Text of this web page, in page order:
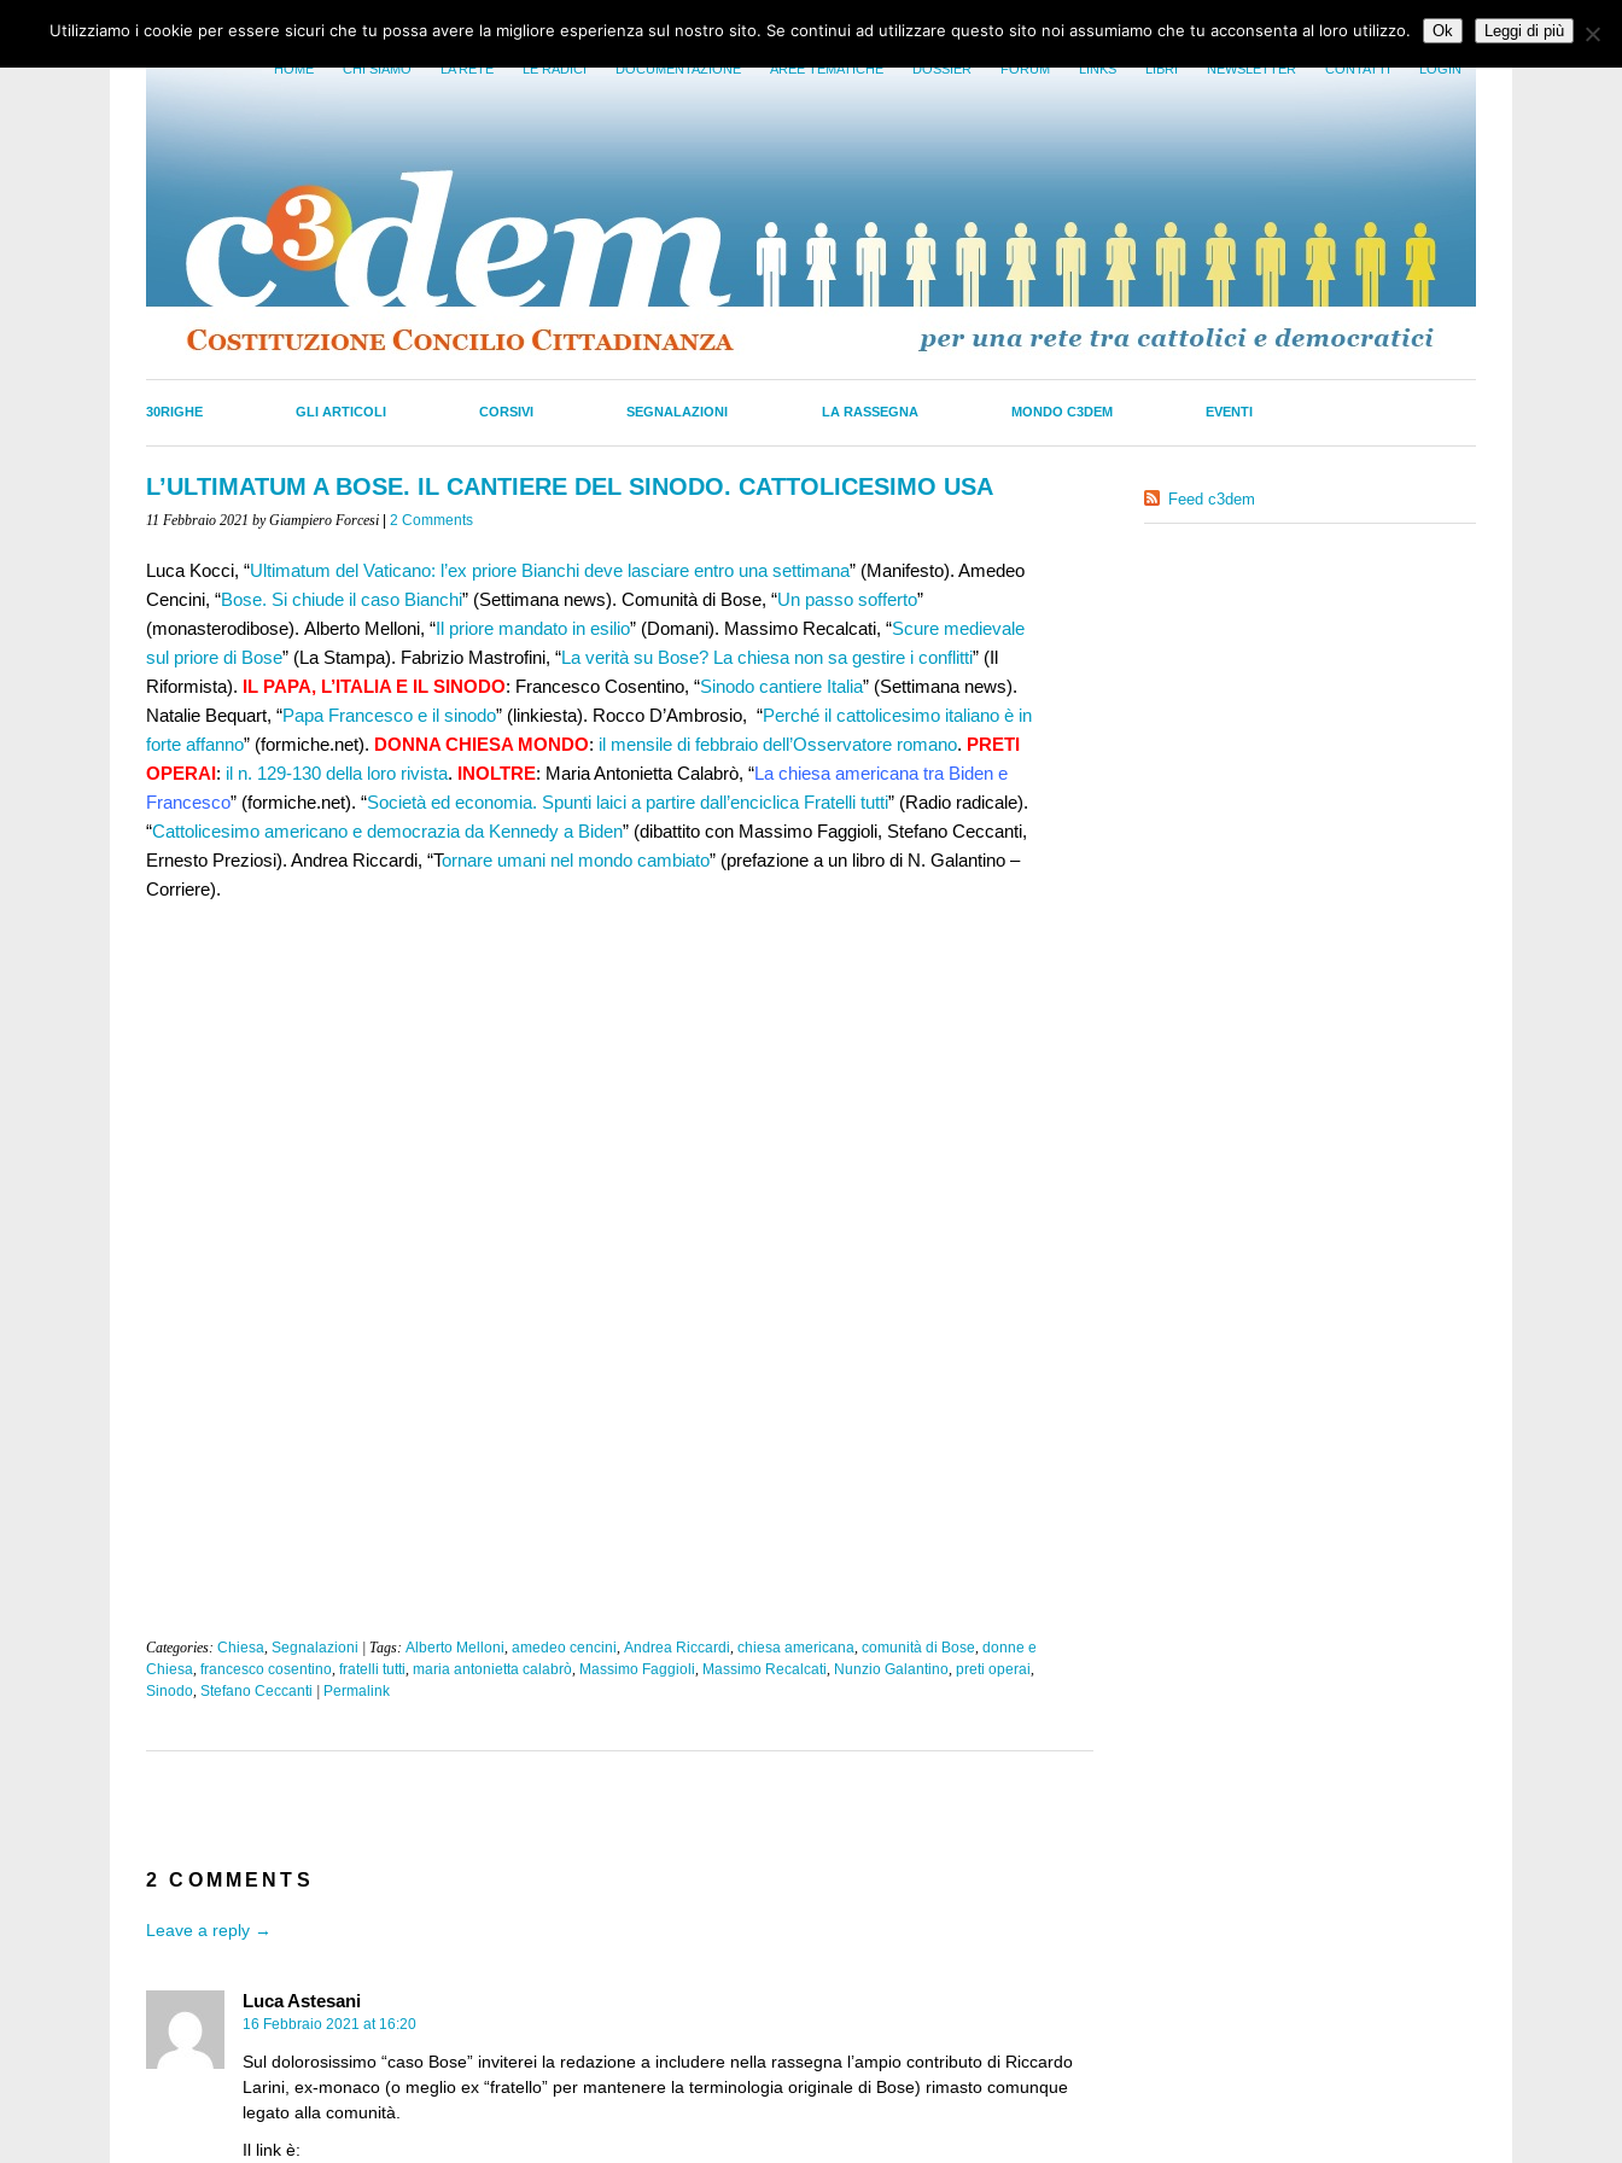
HOME CHI SIAMO LA RETE LE RADICI DOCUMENTAZIONE AREE TEMATICHE DOSSIER FORUM LINKS LIBRI NEWSLETTER CONTATTI LOGIN
30RIGHE GLI ARTICOLI CORSIVI SEGNALAZIONI LA RASSEGNA MONDO C3DEM EVENTI
L’ULTIMATUM A BOSE. IL CANTIERE DEL SINODO. CATTOLICESIMO USA
11 Febbraio 2021 by Giampiero Forcesi 2 Comments
Luca Kocci, “Ultimatum del Vaticano: l’ex priore Bianchi deve lasciare entro una settimana” (Manifesto). Amedeo
Cencini, “Bose. Si chiude il caso Bianchi” (Settimana news). Comunità di Bose, “Un passo sofferto”
(monasterodibose). Alberto Melloni, “Il priore mandato in esilio” (Domani). Massimo Recalcati, “Scure medievale
sul priore di Bose” (La Stampa). Fabrizio Mastrofini, “La verità su Bose? La chiesa non sa gestire i conflitti” (Il
Riformista). IL PAPA, L’ITALIA E IL SINODO: Francesco Cosentino, “Sinodo cantiere Italia” (Settimana news).
Natalie Bequart, “Papa Francesco e il sinodo” (linkiesta). Rocco D’Ambrosio, “Perché il cattolicesimo italiano è in
forte affanno” (formiche.net). DONNA CHIESA MONDO: il mensile di febbraio dell’Osservatore romano. PRETI
OPERAI: il n. 129-130 della loro rivista. INOLTRE: Maria Antonietta Calabrò, “La chiesa americana tra Biden e
Francesco” (formiche.net). “Società ed economia. Spunti laici a partire dall’enciclica Fratelli tutti” (Radio radicale).
“Cattolicesimo americano e democrazia da Kennedy a Biden” (dibattito con Massimo Faggioli, Stefano Ceccanti,
Ernesto Preziosi). Andrea Riccardi, “Tornare umani nel mondo cambiato” (prefazione a un libro di N. Galantino –
Corriere).
Categories: Chiesa, Segnalazioni | Tags: Alberto Melloni, amedeo cencini, Andrea Riccardi, chiesa americana, comunità di Bose, donne e
Chiesa, francesco cosentino, fratelli tutti, maria antonietta calabrò, Massimo Faggioli, Massimo Recalcati, Nunzio Galantino, preti operai,
Sinodo, Stefano Ceccanti Permalink
2 COMMENTS
Leave a reply →
Luca Astesani
16 Febbraio 2021 at 16:20
Sul dolorosissimo “caso Bose” inviterei la redazione a includere nella rassegna l’ampio contributo di Riccardo
Larini, ex-monaco (o meglio ex “fratello” per mantenere la terminologia originale di Bose) rimasto comunque
legato alla comunità.
Il link è:
Feed c3dem
Utilizziamo i cookie per essere sicuri che tu possa avere la migliore esperienza sul nostro sito. Se continui ad utilizzare questo sito noi assumiamo che tu acconsenta al loro utilizzo. Ok Leggi di più